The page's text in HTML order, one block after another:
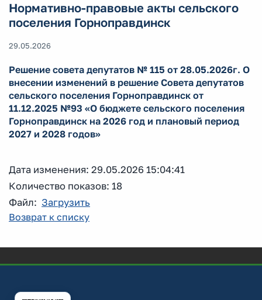
Нормативно-правовые акты сельского
поселения Горноправдинск
29.05.2026
Решение совета депутатов № 115 от 28.05.2026г. О
внесении изменений в решение Совета депутатов
сельского поселения Горноправдинск от
11.12.2025 №93 «О бюджете сельского поселения
Горноправдинск на 2026 год и плановый период
2027 и 2028 годов»
Дата изменения: 29.05.2026 15:04:41
Количество показов: 18
Файл: Загрузить
Возврат к списку